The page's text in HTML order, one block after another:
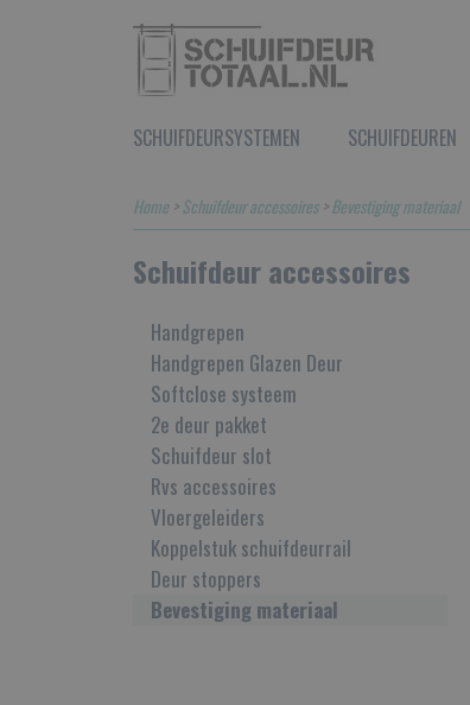
SCHUIFDEURSYSTEMEN SCHUIFDEUREN
Home>Schuifdeur accessoires>Bevestiging materiaal
Schuifdeur accessoires
Handgrepen
Handgrepen Glazen Deur
Softclose systeem
2e deur pakket
Schuifdeur slot
Rvs accessoires
Vloergeleiders
Koppelstuk schuifdeurrail
Deur stoppers
Bevestiging materiaal